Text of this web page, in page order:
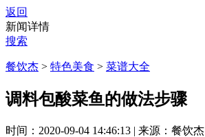
返回
新闻详情
搜索
餐饮杰 > 特色美食 > 菜谱大全
调料包酸菜鱼的做法步骤
时间：2020-09-04 14:46:13 | 来源：餐饮杰